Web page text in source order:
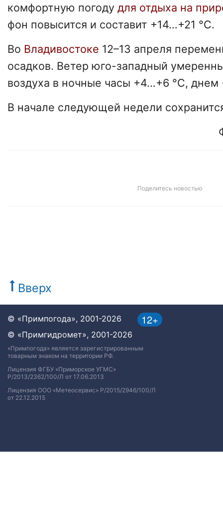
комфортную погоду для отдыха на
фон повысится и составит +14…+21 °C.
Во Владивостоке 12–13 апреля
осадков. Ветер юго-западный
воздуха в ночные часы +4…+6 °C, днем
В начале следующей недели
Поделитесь новостью
Вверх
12+
© «Примпогода», 2001-2026
© «Примгидромет», 2001-2026
«Примпогода» является зарегистрированным
товарным знаком на территории РФ.
Лицензия ФГБУ «Приморское УГМС»
Р/2013/2362/100/Л от 17.06.2013
Лицензия ООО «Метеосервис» Р/2015/2946/100/Л
от 22.12.2015